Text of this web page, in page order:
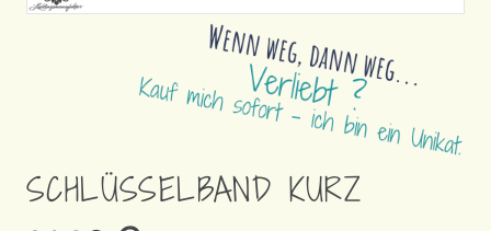
SCHLÜSSELBAND KURZ